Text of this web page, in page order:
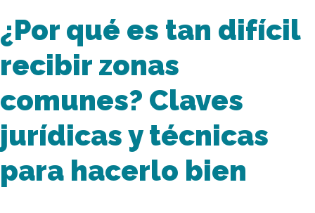
¿Por qué es tan difícil
recibir zonas
comunes? Claves
jurídicas y técnicas
para hacerlo bien